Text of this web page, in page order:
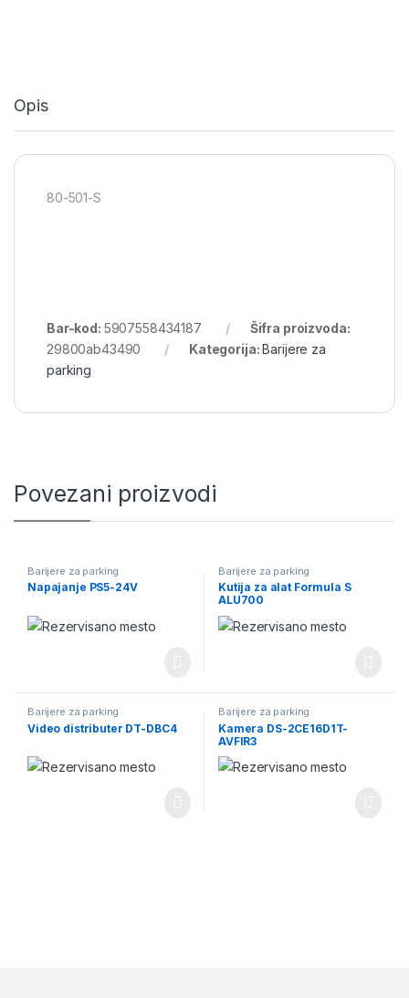
Opis
80-501-S
Bar-kod: 5907558434187
Šifra proizvoda:
29800ab43490
Kategorija:Barijere za
parking
Povezani proizvodi
Barijere za parking
Napajanje PS5-24V
Barijere za parking
Kutija za alat Formula S
ALU700
Barijere za parking
Video distributer DT-DBC4
Barijere za parking
Kamera DS-2CE16D1T-
AVFIR3